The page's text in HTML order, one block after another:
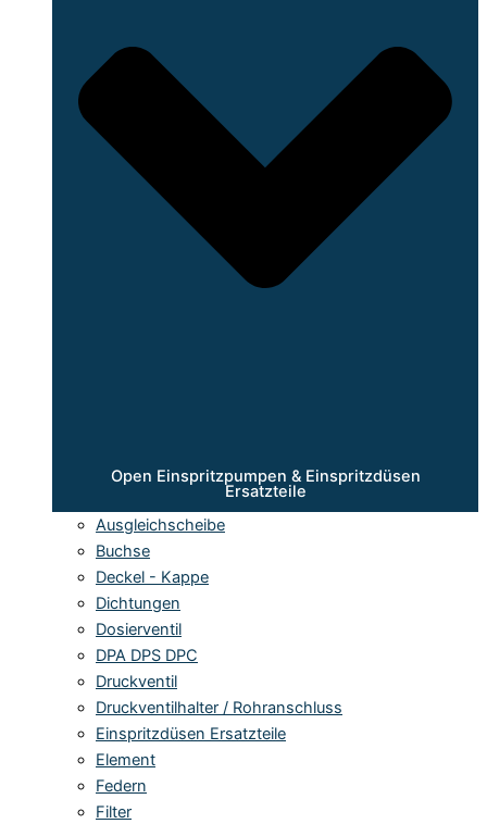
Open Einspritzpumpen & Einspritzdüsen
Ersatzteile
Ausgleichscheibe
Buchse
Deckel - Kappe
Dichtungen
Dosierventil
DPA DPS DPC
Druckventil
Druckventilhalter / Rohranschluss
Einspritzdüsen Ersatzteile
Element
Federn
Filter